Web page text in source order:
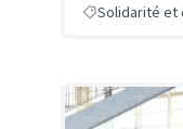
Solidarité et